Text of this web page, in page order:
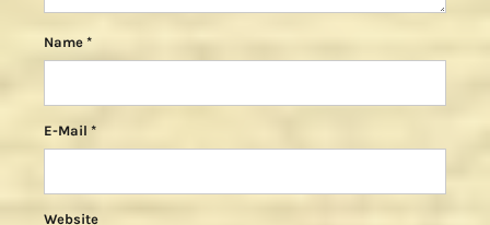
Name *
E-Mail *
Website